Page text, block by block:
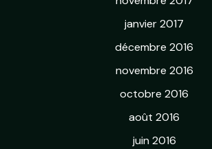
janvier 2017
décembre 2016
novembre 2016
octobre 2016
août 2016
juin 2016